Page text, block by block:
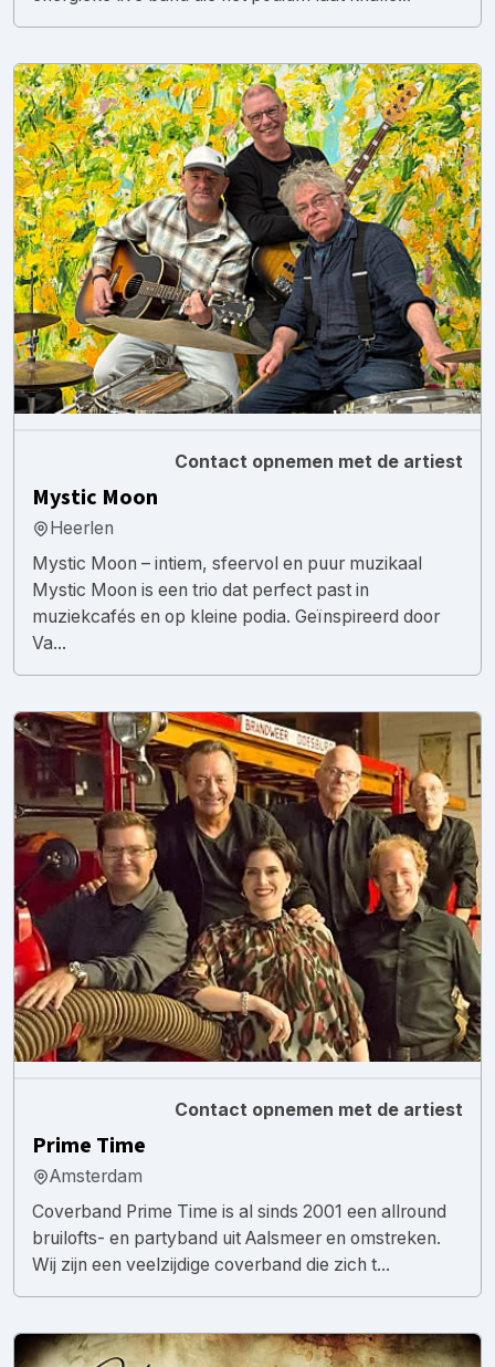
Contact opnemen met de artiest
Mystic Moon
Heerlen
Mystic Moon – intiem, sfeervol en puur muzikaal
Mystic Moon is een trio dat perfect past in
muziekcafés en op kleine podia. Geïnspireerd door
Va...
Contact opnemen met de artiest
Prime Time
Amsterdam
Coverband Prime Time is al sinds 2001 een allround
bruilofts- en partyband uit Aalsmeer en omstreken.
Wij zijn een veelzijdige coverband die zich t...